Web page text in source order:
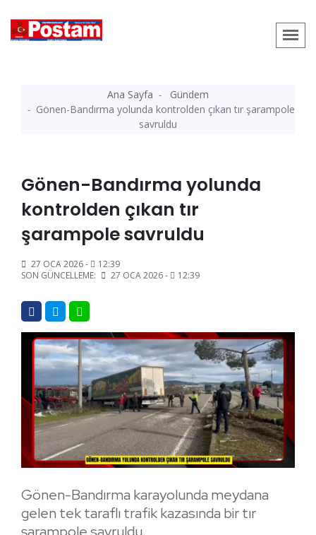
Ana Sayfa
Gündem
Gönen-Bandırma yolunda kontrolden çıkan tır şarampole
savruldu
Gönen-Bandırma yolunda
kontrolden çıkan tır
şarampole savruldu
27 OCA 2026 -
12:39
SON GÜNCELLEME:
27 OCA 2026 - 12:39
Gönen-Bandırma karayolunda meydana
gelen tek taraflı trafik kazasında bir tır